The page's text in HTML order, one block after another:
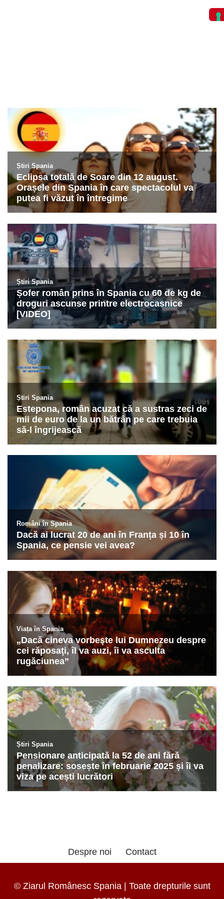
Despre noi Contact
© Ziarul Românesc Spania | Toate drepturile sunt